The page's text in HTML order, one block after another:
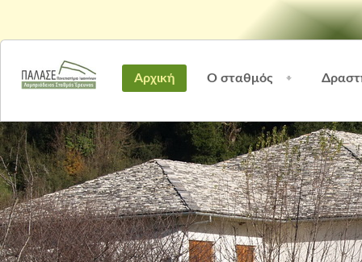
Αρχική Ο σταθμός